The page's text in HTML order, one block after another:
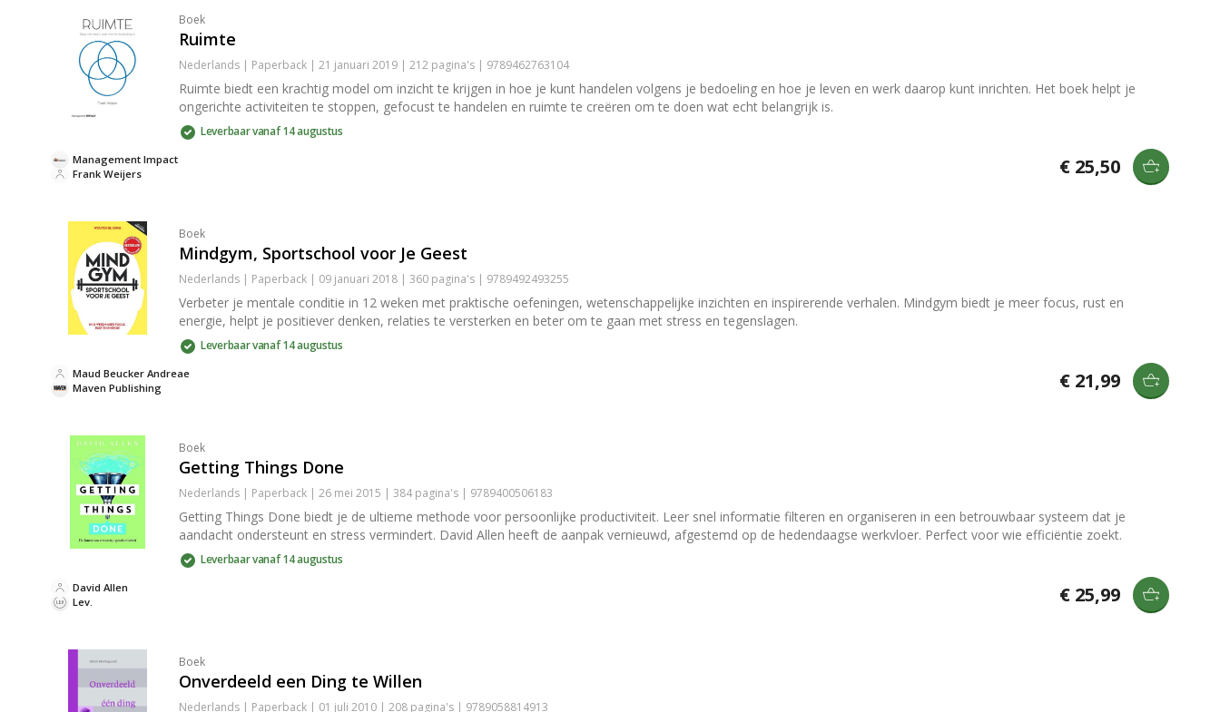
Boek
Ruimte
Nederlands | Paperback | 21 januari 2019 | 212 pagina's | 9789462763104
Ruimte biedt een krachtig model om inzicht te krijgen in hoe je kunt handelen volgens je bedoeling en hoe je leven en werk daarop kunt inrichten. Het boek helpt je
ongerichte activiteiten te stoppen, gefocust te handelen en ruimte te creëren om te doen wat echt belangrijk is.
Leverbaar vanaf 14 augustus
Frank Weijers
Management Impact € 25,50
Boek
Mindgym, Sportschool voor Je Geest
Nederlands | Paperback | 09 januari 2018 | 360 pagina's | 9789492493255
Verbeter je mentale conditie in 12 weken met praktische oefeningen, wetenschappelijke inzichten en inspirerende verhalen. Mindgym biedt je meer focus, rust en
energie, helpt je positiever denken, relaties te versterken en beter om te gaan met stress en tegenslagen.
Leverbaar vanaf 14 augustus
Maven Publishing
Maud Beucker Andreae € 21,99
Boek
Getting Things Done
Nederlands | Paperback | 26 mei 2015 | 384 pagina's | 9789400506183
Getting Things Done biedt je de ultieme methode voor persoonlijke productiviteit. Leer snel informatie filteren en organiseren in een betrouwbaar systeem dat je
aandacht ondersteunt en stress vermindert. David Allen heeft de aanpak vernieuwd, afgestemd op de hedendaagse werkvloer. Perfect voor wie efficiëntie zoekt.
Leverbaar vanaf 14 augustus
Lev.
David Allen € 25,99
Boek
Onverdeeld een Ding te Willen
Nederlands | Paperback | 01 juli 2010 | 208 pagina's | 9789058814913